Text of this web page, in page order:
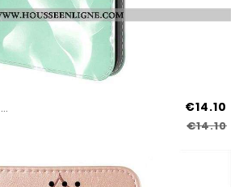
Housse Oppo Find X3 Neo Motif Abstrait €14.10
€14.10